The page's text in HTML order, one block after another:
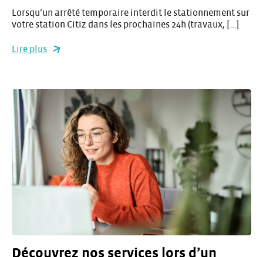
Lorsqu’un arrêté temporaire interdit le stationnement sur
votre station Citiz dans les prochaines 24h (travaux, […]
Lire plus
Découvrez nos services lors d’un